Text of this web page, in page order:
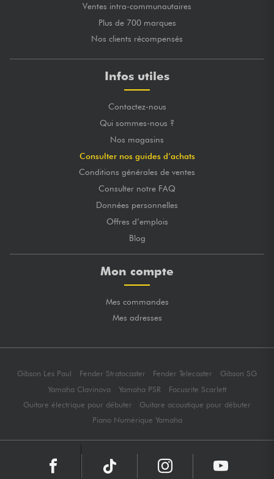
Ventes intra-communautaires
Plus de 700 marques
Nos clients récompensés
Infos utiles
Contactez-nous
Qui sommes-nous ?
Nos magasins
Consulter nos guides d’achats
Conditions générales de ventes
Consulter notre FAQ
Données personnelles
Offres d’emplois
Blog
Mon compte
Mes commandes
Mes adresses
Gibson Les Paul Fender Stratocaster Fender Telecaster
Gibson SG
Yamaha Clavinova
Yamaha PSR
Focusrite Scarlett
Guitare électrique pour débuter
Guitare acoustique pour débuter
Piano Numérique Yamaha